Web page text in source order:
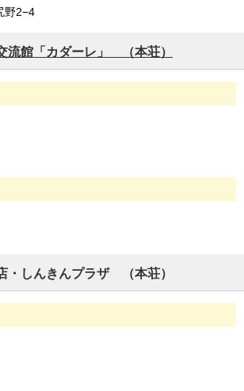
野2−4
流館「カダーレ」 （本荘）
・しんきんプラザ （本荘）